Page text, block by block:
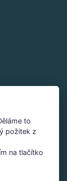
to
požitek z
na tlačítko